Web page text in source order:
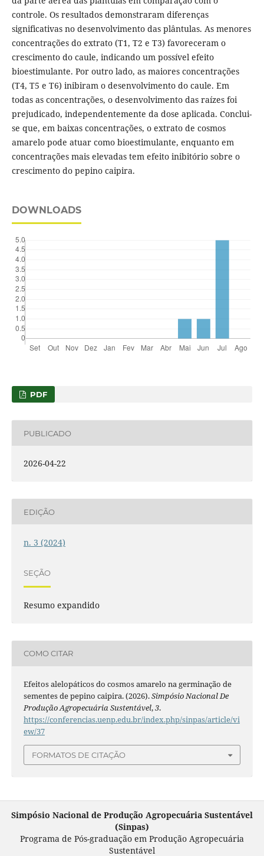
controle. Os resultados demonstraram diferenças
significativas no desenvolvimento das plântulas. As menores
concentrações do extrato (T1, T2 e T3) favoreceram o
crescimento do caule, indicando um possível efeito
bioestimulante. Por outro lado, as maiores concentrações
(T4, T5 e T6) inibiram o desenvolvimento do caule. Em
todas as concentrações, o desenvolvimento das raízes foi
prejudicado, independentemente da dose aplicada. Conclui-
se que, em baixas concentrações, o extrato de cosmos
amarelo pode atuar como bioestimulante, enquanto em
concentrações mais elevadas tem efeito inibitório sobre o
crescimento do pepino caipira.
DOWNLOADS
PDF
PUBLICADO
2026-04-22
EDIÇÃO
n. 3 (2024)
SEÇÃO
Resumo expandido
COMO CITAR
Efeitos alelopáticos do cosmos amarelo na germinação de
sementes de pepino caipira. (2026).Simpósio Nacional De
Produção Agropecuária Sustentável,3.
https://conferencias.uenp.edu.br/index.php/sinpas/article/vi
ew/37
FORMATOS DE CITAÇÃO
Simpósio Nacional de Produção Agropecuária Sustentável
(Sinpas)
Programa de Pós-graduação em Produção Agropecuária
Sustentável